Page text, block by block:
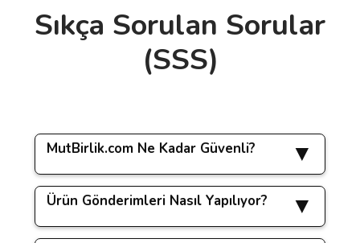
Bu ürüne ilk yorumu siz yapın!
Yorum Yaz
Bu ürünün fiyat bilgisi, resim, ürün
açıklamalarında ve diğer konularda yetersiz
gördüğünüz noktaları öneri formunu
Ürün resmi kalitesiz, bozuk veya
görüntülenemiyor.
Ürün açıklamasında eksik bilgiler bulunuyor.
Sıkça Sorulan Sorular
(SSS)
MutBirlik.com Ne Kadar Güvenli?
www.mutbirlik.com sitemizde yapacağınız tüm
işlemler256 bit SSL güvenlik sertifikasıile
Ürün Gönderimleri Nasıl Yapılıyor?